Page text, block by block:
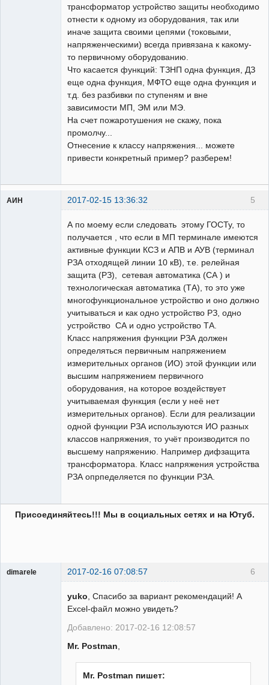
трансформатор устройство защиты необходимо
отнести к одному из оборудования, так или
иначе защита своими цепями (токовыми,
напряженческими) всегда привязана к какому-
то первичному оборудованию.
Что касается функций: ТЗНП одна функция, ДЗ
еще одна функция, МФТО еще одна функция и
т.д. без разбивки по ступеням и вне
зависимости МП, ЭМ или МЭ.
На счет пожаротушения не скажу, пока
промолчу...
Отнесение к классу напряжения... можете
привести конкретный пример? разберем!
5
АИН 2017-02-15 13:36:32
А по моему если следовать этому ГОСТу, то
получается , что если в МП терминале имеются
активные функции КСЗ и АПВ и АУВ (терминал
РЗА отходящей линии 10 кВ), т.е. релейная
защита (РЗ), сетевая автоматика (СА ) и
технологическая автоматика (ТА), то это уже
многофункциональное устройство и оно должно
учитываться и как одно устройство РЗ, одно
устройство СА и одно устройство ТА.
Класс напряжения функции РЗА должен
определяться первичным напряжением
измерительных органов (ИО) этой функции или
высшим напряжением первичного
оборудования, на которое воздействует
учитываемая функция (если у неё нет
измерительных органов). Если для реализации
одной функции РЗА используются ИО разных
классов напряжения, то учёт производится по
высшему напряжению. Например дифзащита
трансформатора. Класс напряжения устройства
РЗА опрпеделяется по функции РЗА.
Присоединяйтесь!!! Мы в социальных сетях и на Ютуб.
6
dimarele 2017-02-16 07:08:57
yuko , Спасибо за вариант рекомендаций! А
Excel-файл можно увидеть?
Добавлено: 2017-02-16 12:08:57
Mr. Postman,
Mr. Postman пишет: